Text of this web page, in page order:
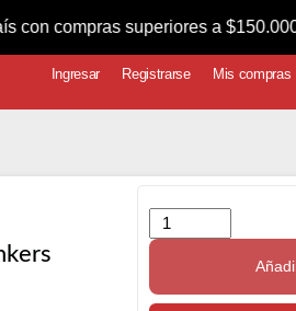
Ingresar Registrarse Mis compras
superiores a $150.000! ❯❯❯❯